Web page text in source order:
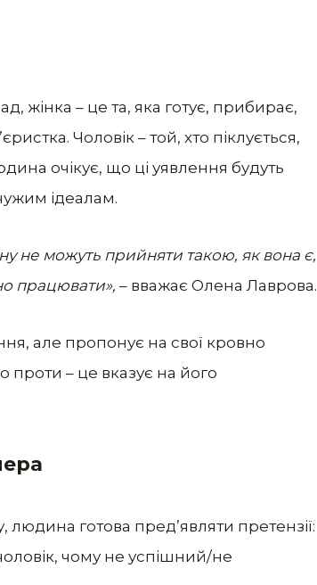
жінка – це та, яка готує, прибирає,
Чоловік – той, хто піклується,
очікує, що ці уявлення будуть
ідеалам.
не можуть прийняти такою, як вона є,
працювати», – вважає Олена Лаврова.
але пропонує на свої кровно
проти – це вказує на його
готова пред’являти претензії:
чому не успішний/не